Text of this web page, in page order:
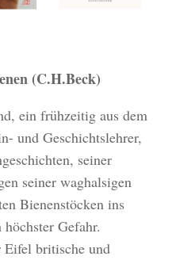
(C.H.Beck)
ein frühzeitig aus dem
und Geschichtslehrer,
seiner
seiner waghalsigen
Bienenstöcken ins
Gefahr.
Eifel britische und